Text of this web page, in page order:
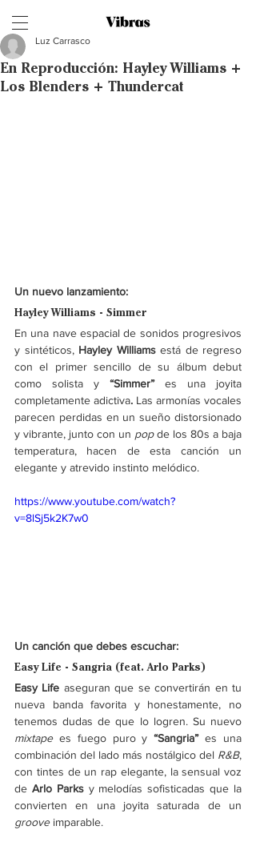
En Reproducción: Hayley Williams +
Los Blenders + Thundercat
Luz Carrasco
Un nuevo lanzamiento:
Hayley Williams - Simmer
En una nave espacial de sonidos progresivos
y sintéticos, Hayley Williams está de regreso
con el primer sencillo de su álbum debut
como solista y “Simmer” es una joyita
completamente adictiva. Las armonías vocales
parecen perdidas en un sueño distorsionado
y vibrante, junto con un pop de los 80s a baja
temperatura, hacen de esta canción un
elegante y atrevido instinto melódico.
https://www.youtube.com/watch?
v=8lSj5k2K7w0
Un canción que debes escuchar:
Easy Life - Sangria (feat. Arlo Parks)
Easy Life aseguran que se convertirán en tu
nueva banda favorita y honestamente, no
mixtape es fuego puro y “Sangria” es una
combinación del lado más nostálgico del R&B,
con tintes de un rap elegante, la sensual voz
de Arlo Parks y melodías sofisticadas que la
groove imparable.